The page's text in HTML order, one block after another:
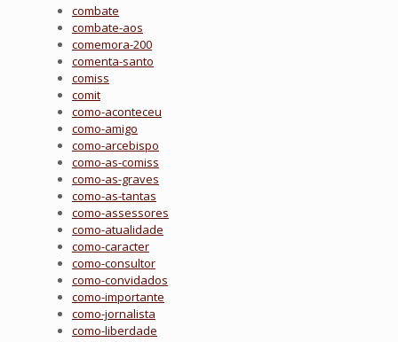
combate
combate-aos
comemora-200
comenta-santo
comiss
comit
como-aconteceu
como-amigo
como-arcebispo
como-as-comiss
como-as-graves
como-as-tantas
como-assessores
como-atualidade
como-caracter
como-consultor
como-convidados
como-importante
como-jornalista
como-liberdade